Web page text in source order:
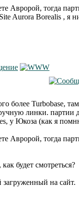
Авророй, тогда
Aurora Borealis , я
более Turbobase,
линки.
у Юкоза (как я
Авророй, тогда
будет смотреться?
на сайт.